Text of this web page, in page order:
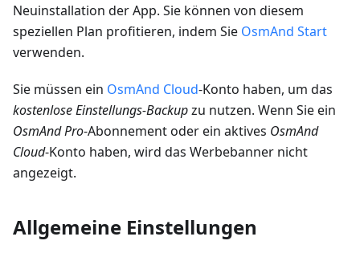
Neuinstallation der App. Sie können von diesem
speziellen Plan profitieren, indem Sie OsmAnd Start
verwenden.
Sie müssen ein OsmAnd Cloud-Konto haben, um das
kostenlose Einstellungs-Backupzu nutzen. Wenn Sie ein
OsmAnd Pro-Abonnement oder ein aktives OsmAnd
Cloud-Konto haben, wird das Werbebanner nicht
angezeigt.
Allgemeine Einstellungen